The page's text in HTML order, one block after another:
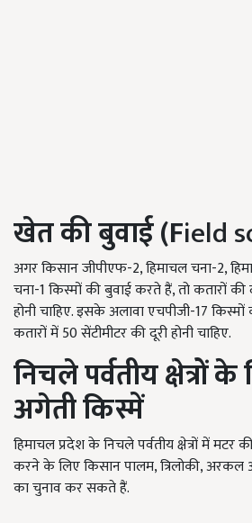
खेत की बुवाई (Field
अगर किसान जीपीएफ-2, हिमाचल चना-2,
चना-1 किस्मों की बुवाई करते हैं, तो कतारों की
होनी चाहिए. इसके अलावा एचपीजी-17
कतारों में 50 सेंटीमीटर की दूरी होनी चाहिए.
निचले पर्वतीय क्षेत्रों
अगेती किस्में
हिमाचल प्रदेश के निचले पर्वतीय क्षेत्रों में मटर
करने के लिए किसान पालम, त्रिलोकी,
का चुनाव कर सकते हैं.